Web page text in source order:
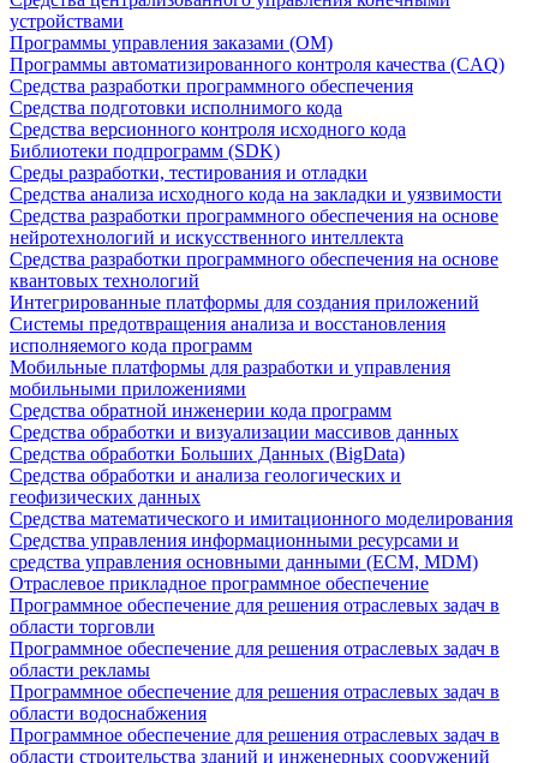
устройствами
Программы управления заказами (OM)
Программы автоматизированного контроля качества (CAQ)
Средства разработки программного обеспечения
Средства подготовки исполнимого кода
Средства версионного контроля исходного кода
Библиотеки подпрограмм (SDK)
Среды разработки, тестирования и отладки
Средства анализа исходного кода на закладки и уязвимости
Средства разработки программного обеспечения на основе
нейротехнологий и искусственного интеллекта
Средства разработки программного обеспечения на основе
квантовых технологий
Интегрированные платформы для создания приложений
Системы предотвращения анализа и восстановления
исполняемого кода программ
Мобильные платформы для разработки и управления
мобильными приложениями
Средства обратной инженерии кода программ
Средства обработки и визуализации массивов данных
Средства обработки Больших Данных (BigData)
Средства обработки и анализа геологических и
геофизических данных
Средства математического и имитационного моделирования
Средства управления информационными ресурсами и
средства управления основными данными (ECM, MDM)
Отраслевое прикладное программное обеспечение
Программное обеспечение для решения отраслевых задач в
области торговли
Программное обеспечение для решения отраслевых задач в
области рекламы
Программное обеспечение для решения отраслевых задач в
области водоснабжения
Программное обеспечение для решения отраслевых задач в
области строительства зданий и инженерных сооружений